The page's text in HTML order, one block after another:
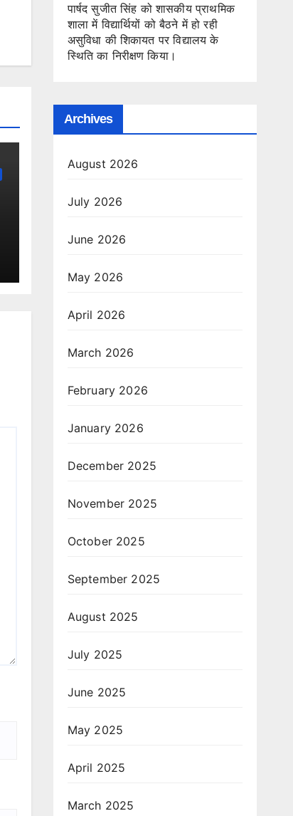
पार्षद सुजीत सिंह को शासकीय प्राथमिक
शाला में विद्यार्थियों को बैठने में हो रही
असुविधा की शिकायत पर विद्यालय के
स्थिति का निरीक्षण किया।
Archives
August 2026
July 2026
June 2026
May 2026
April 2026
March 2026
February 2026
January 2026
December 2025
November 2025
October 2025
September 2025
August 2025
July 2025
June 2025
May 2025
April 2025
March 2025